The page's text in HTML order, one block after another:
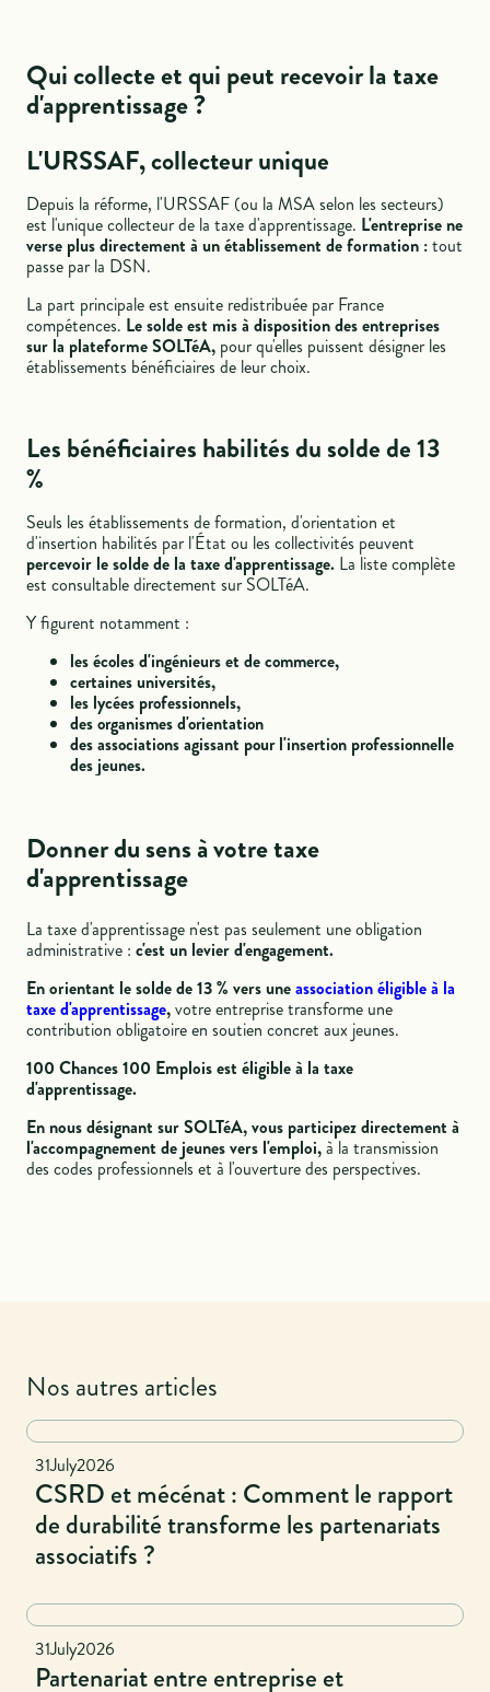
Qui collecte et qui peut recevoir la taxe
d'apprentissage ?
L'URSSAF, collecteur unique
Depuis la réforme, l'URSSAF (ou la MSA selon les secteurs)
est l'unique collecteur de la taxe d'apprentissage. L'entreprise ne
verse plus directement à un établissement de formation :tout
passe par la DSN.
La part principale est ensuite redistribuée par France
compétences. Le solde est mis à disposition des entreprises
sur la plateforme SOLTéA, pour qu'elles puissent désigner les
établissements bénéficiaires de leur choix.
Les bénéficiaires habilités du solde de 13
%
Seuls les établissements de formation, d'orientation et
d'insertion habilités par l'État ou les collectivités peuvent
percevoir le solde de la taxe d'apprentissage. La liste complète
est consultable directement sur SOLTéA.
Y figurent notamment :
les écoles d'ingénieurs et de commerce,
certaines universités,
les lycées professionnels,
des organismes d'orientation
des associations agissant pour l'insertion professionnelle
des jeunes.
Donner du sens à votre taxe
d'apprentissage
La taxe d'apprentissage n'est pas seulement une obligation
administrative : c'est un levier d'engagement.
En orientant le solde de 13 % vers uneassociation éligible à la
taxe d'apprentissage,votre entreprise transforme une
contribution obligatoire en soutien concret aux jeunes.
100 Chances 100 Emplois est éligible à la taxe
d'apprentissage.
En nous désignant sur SOLTéA, vous participez directement à
l'accompagnement de jeunes vers l'emploi,à la transmission
des codes professionnels et à l'ouverture des perspectives.
Nos autres articles
National
31July2026
CSRD et mécénat : Comment le rapport
de durabilité transforme les partenariats
associatifs ?
Naional
31July2026
Partenariat entre entreprise et